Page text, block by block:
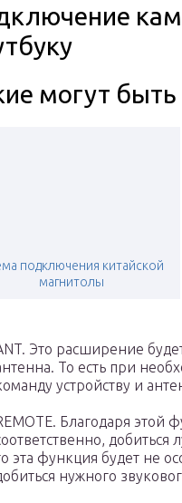
могут
подключения китайской
магнитолы
Это расширение
То есть при
устройству и
Благодаря этой
эта функция будет не
нужного